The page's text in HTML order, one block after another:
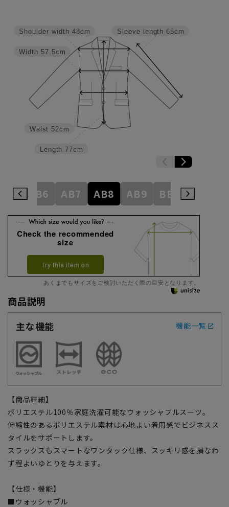
Sleeve length 65cm
Length 77cm
Waist 52cm
Width 57.5cm
Shoulder width 48cm
AB6 AB7 AB8 AB9 BE3 BE4
Check the recommended
size
Try this item on
あくまでもサイズをご検討いただく際の目安となります。
商品説明
主な機能
機能一覧
【商品詳細】
ポリエステル100％家庭洗濯可能なウォッシャブルスーツ。
伸縮性のあるポリエステル素材は心地よい着用感でビジネスス
タイルをサポートします。
スラックスもスマートなワンタック仕様、スッキリ感を損なわ
ず程よいゆとりを与えます。
【仕様・機能】
■ウォッシャブル